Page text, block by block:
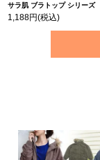
サラ肌 ブラトップ シリーズ 締め付けない リブ タンクトップ | 大きい
1,188円(税込)